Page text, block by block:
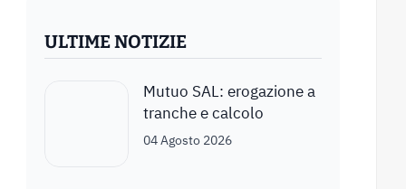
ULTIME NOTIZIE
Mutuo SAL: erogazione a
tranche e calcolo
04 Agosto 2026